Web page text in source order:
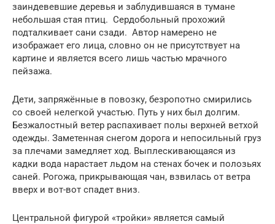
заиндевевшие деревья и заблудившаяся в тумане
небольшая стая птиц. Сердобольный прохожий
подталкивает сани сзади. Автор намерено не
изображает его лица, словно он не присутствует на
картине и является всего лишь частью мрачного
пейзажа.
Дети, запряжённые в повозку, безропотно смирились
со своей нелегкой участью. Путь у них был долгим.
Безжалостный ветер распахивает полы верхней ветхой
одежды. Заметенная снегом дорога и непосильный груз
за плечами замедляет ход. Выплескивающаяся из
кадки вода нарастает льдом на стенах бочек и полозьях
саней. Рогожа, прикрывающая чан, взвилась от ветра
вверх и вот-вот спадет вниз.
Центральной фигурой «тройки» является самый